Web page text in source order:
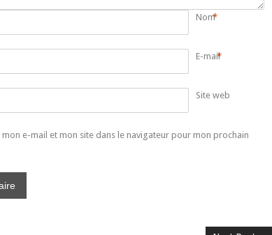
Nom*
E-mail*
Site web
e-mail et mon site dans le navigateur pour mon prochain